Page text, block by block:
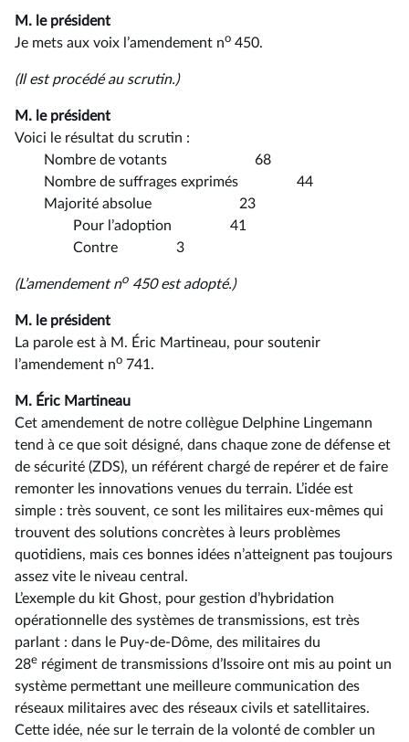
M. le président
Je mets aux voix l’amendement no 450.
(Il est procédé au scrutin.)
M. le président
Voici le résultat du scrutin :
Nombre de votants 68
Nombre de suffrages exprimés 44
Majorité absolue 23
Pour l’adoption 41
Contre 3
(L’amendement no 450 est adopté.)
M. le président
La parole est à M. Éric Martineau, pour soutenir
l’amendement no 741.
M. Éric Martineau
Cet amendement de notre collègue Delphine Lingemann
tend à ce que soit désigné, dans chaque zone de défense et
de sécurité (ZDS), un référent chargé de repérer et de faire
remonter les innovations venues du terrain. L’idée est
simple : très souvent, ce sont les militaires eux-mêmes qui
trouvent des solutions concrètes à leurs problèmes
quotidiens, mais ces bonnes idées n’atteignent pas toujours
assez vite le niveau central.
L’exemple du kit Ghost, pour gestion d’hybridation
opérationnelle des systèmes de transmissions, est très
parlant : dans le Puy-de-Dôme, des militaires du
28e régiment de transmissions d’Issoire ont mis au point un
système permettant une meilleure communication des
réseaux militaires avec des réseaux civils et satellitaires.
Cette idée, née sur le terrain de la volonté de combler un